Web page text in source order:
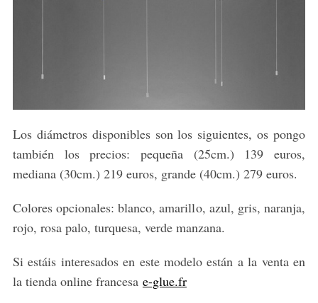
Los diámetros disponibles son los siguientes, os pongo
también los precios: pequeña (25cm.) 139 euros,
mediana (30cm.) 219 euros, grande (40cm.) 279 euros.
Colores opcionales: blanco, amarillo, azul, gris, naranja,
rojo, rosa palo, turquesa, verde manzana.
Si estáis interesados en este modelo están a la venta en
la tienda online francesa e-glue.fr